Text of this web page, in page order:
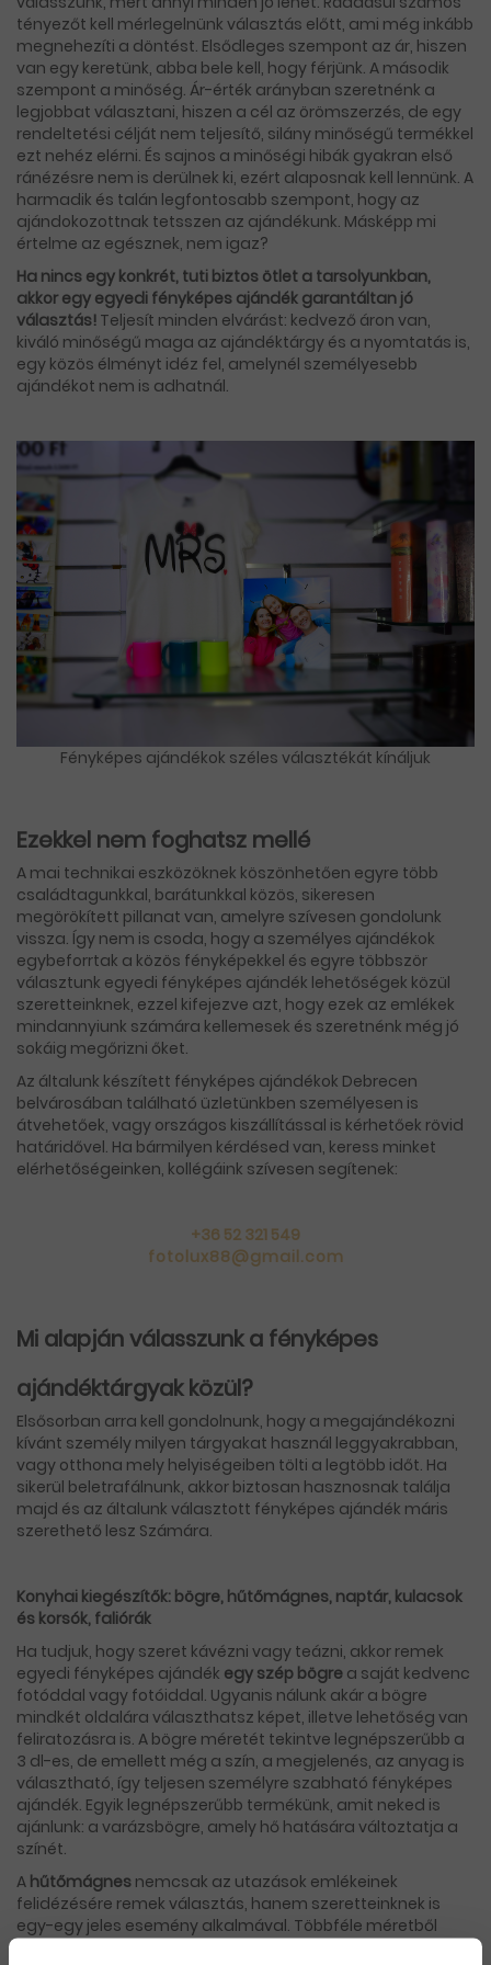
tényezőt kell mérlegelnünk választás előtt, ami még inkább
megnehezíti a döntést. Elsődleges szempont az ár, hiszen
van egy keretünk, abba bele kell, hogy férjünk. A második
szempont a minőség. Ár-érték arányban szeretnénk a
legjobbat választani, hiszen a cél az örömszerzés, de egy
rendeltetési célját nem teljesítő, silány minőségű termékkel
ezt nehéz elérni. És sajnos a minőségi hibák gyakran első
ránézésre nem is derülnek ki, ezért alaposnak kell lennünk. A
harmadik és talán legfontosabb szempont, hogy az
ajándokozottnak tetsszen az ajándékunk. Másképp mi
értelme az egésznek, nem igaz?
Ha nincs egy konkrét, tuti biztos ötlet a tarsolyunkban,
akkor egy egyedi fényképes ajándék garantáltan jó
választás! Teljesít minden elvárást: kedvező áron van,
kiváló minőségű maga az ajándéktárgy és a nyomtatás is,
egy közös élményt idéz fel, amelynél személyesebb
ajándékot nem is adhatnál.
Fényképes ajándékok széles választékát kínáljuk
Ezekkel nem foghatsz mellé
A mai technikai eszközöknek köszönhetően egyre több
családtagunkkal, barátunkkal közös, sikeresen
megörökített pillanat van, amelyre szívesen gondolunk
vissza. Így nem is csoda, hogy a személyes ajándékok
egybeforrtak a közös fényképekkel és egyre többször
választunk egyedi fényképes ajándék lehetőségek közül
szeretteinknek, ezzel kifejezve azt, hogy ezek az emlékek
mindannyiunk számára kellemesek és szeretnénk még jó
sokáig megőrizni őket.
Az általunk készített fényképes ajándékok Debrecen
belvárosában található üzletünkben személyesen is
átvehetőek, vagy országos kiszállítással is kérhetőek rövid
határidővel. Ha bármilyen kérdésed van, keress minket
elérhetőségeinken, kollégáink szívesen segítenek:
+36 52 321 549
fotolux88@gmail.com
Mi alapján válasszunk a fényképes
ajándéktárgyak közül?
Elsősorban arra kell gondolnunk, hogy a megajándékozni
kívánt személy milyen tárgyakat használ leggyakrabban,
vagy otthona mely helyiségeiben tölti a legtöbb időt. Ha
sikerül beletrafálnunk, akkor biztosan hasznosnak találja
majd és az általunk választott fényképes ajándék máris
szerethető lesz Számára.
Konyhai kiegészítők: bögre, hűtőmágnes, naptár, kulacsok
és korsók, faliórák
Ha tudjuk, hogy szeret kávézni vagy teázni, akkor remek
egyedi fényképes ajándék egy szép bögre a saját kedvenc
fotóddal vagy fotóiddal. Ugyanis nálunk akár a bögre
mindkét oldalára választhatsz képet, illetve lehetőség van
feliratozásra is. A bögre méretét tekintve legnépszerűbb a
3 dl-es, de emellett még a szín, a megjelenés, az anyag is
választható, így teljesen személyre szabható fényképes
ajándék. Egyik legnépszerűbb termékünk, amit neked is
ajánlunk: a varázsbögre, amely hő hatására változtatja a
színét.
A hűtőmágnes nemcsak az utazások emlékeinek
felidézésére remek választás, hanem szeretteinknek is
egy-egy jeles esemény alkalmával. Többféle méretből